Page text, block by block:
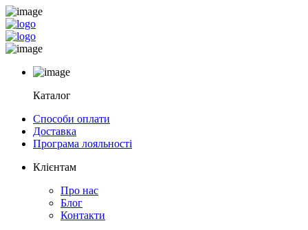
Каталог
Способи оплати
Доставка
Програма лояльності
Клієнтам
Про нас
Блог
Контакти